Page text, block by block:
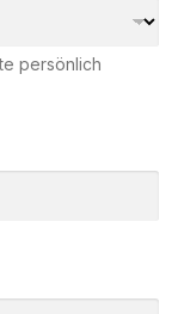
persönlich